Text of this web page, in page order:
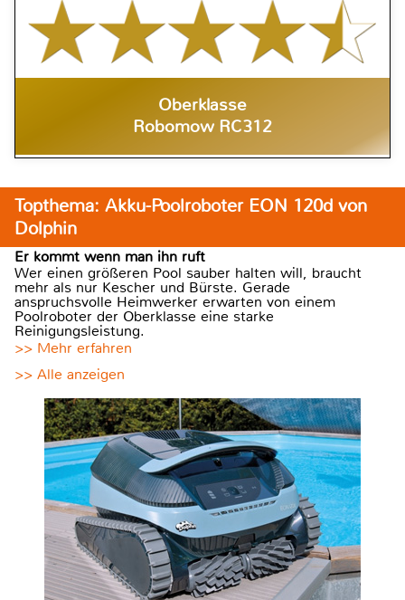
Oberklasse
Robomow RC312
Topthema: Akku-Poolroboter EON 120d von
Dolphin
Er kommt wenn man ihn ruft
Wer einen größeren Pool sauber halten will, braucht
mehr als nur Kescher und Bürste. Gerade
anspruchsvolle Heimwerker erwarten von einem
Poolroboter der Oberklasse eine starke
Reinigungsleistung.
>> Mehr erfahren
>> Alle anzeigen